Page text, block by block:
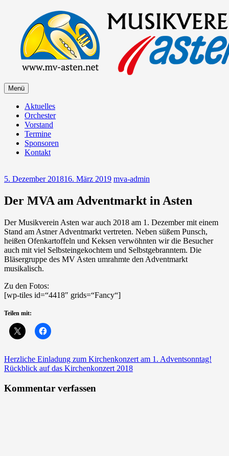
springen
Musikverein Asten
Menü Zum
Inhalt
springen
Aktuelles
Orchester
Vorstand
Termine
Sponsoren
Kontakt
5. Dezember 201816. März 2019 mva-admin
Der MVA am Adventmarkt in Asten
Der Musikverein Asten war auch 2018 am 1. Dezember mit einem
Stand am Astner Adventmarkt vertreten. Neben süßem Punsch,
heißen Ofenkartoffeln und Keksen verwöhnten wir die Besucher
auch mit viel Selbsteingekochtem und Selbstgebranntem. Die
Bläsergruppe des MV Asten umrahmte den Adventmarkt
musikalisch.
Zu den Fotos:
[wp-tiles id=“4418″ grids=“Fancy“]
Teilen mit:
Beitragsnavigation
Herzliche Einladung zum Kirchenkonzert am 1. Adventsonntag!
Rückblick auf das Kirchenkonzert 2018
Kommentar verfassen